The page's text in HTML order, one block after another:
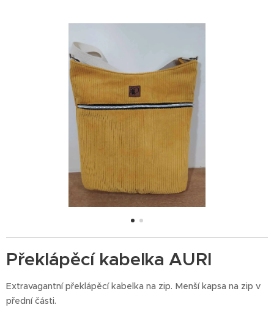
Překlápěcí kabelka AURI
Extravagantní překlápěcí kabelka na zip. Menší kapsa na zip v
přední části.